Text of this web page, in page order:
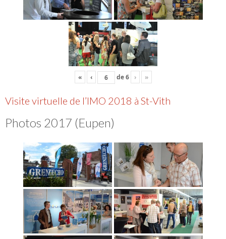
« ‹ de6 › »
Visite virtuelle de l’IMO 2018 à St-Vith
Photos 2017 (Eupen)